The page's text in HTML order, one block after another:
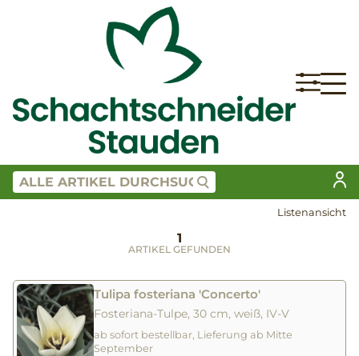
Listenansicht
1
ARTIKEL GEFUNDEN
Tulipa fosteriana 'Concerto'
Fosteriana-Tulpe, 30 cm, weiß, IV-V
ab sofort bestellbar, Lieferung ab Mitte
September